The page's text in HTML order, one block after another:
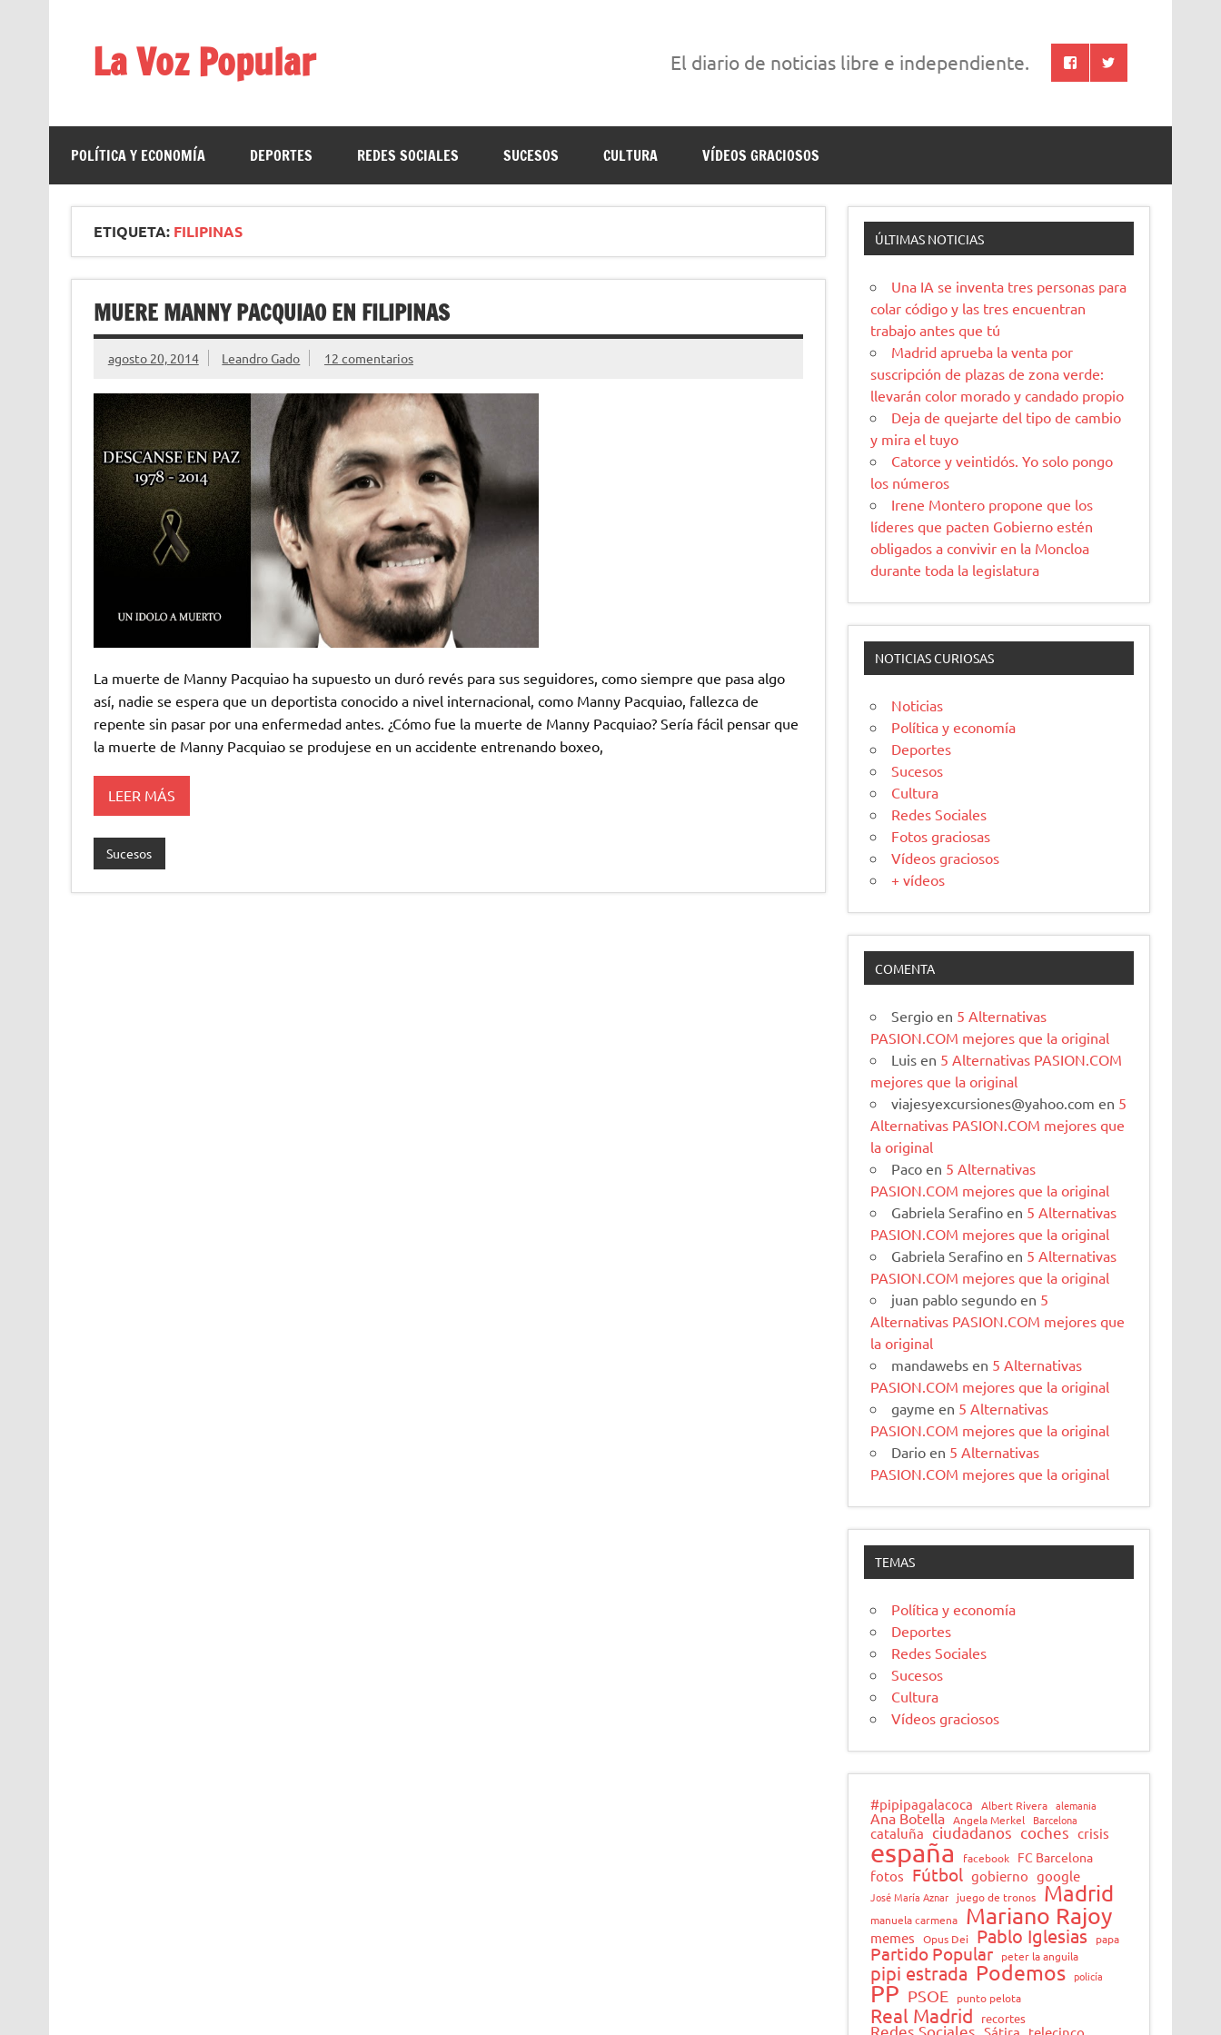
La Voz Popular El diario de noticias libre e independiente.
POLÍTICA Y ECONOMÍA DEPORTES REDES SOCIALES SUCESOS CULTURA VÍDEOS GRACIOSOS
ETIQUETA: FILIPINAS
MUERE MANNY PACQUIAO EN FILIPINAS
agosto 20, 2014 Leandro Gado 12 comentarios
La muerte de Manny Pacquiao ha supuesto un duró revés para sus seguidores, como siempre que pasa algo
así, nadie se espera que un deportista conocido a nivel internacional, como Manny Pacquiao, fallezca de
repente sin pasar por una enfermedad antes. ¿Cómo fue la muerte de Manny Pacquiao? Sería fácil pensar que
la muerte de Manny Pacquiao se produjese en un accidente entrenando boxeo,
LEER MÁS
Sucesos
ÚLTIMAS NOTICIAS
Una IA se inventa tres personas para
colar código y las tres encuentran
trabajo antes que tú
Madrid aprueba la venta por
suscripción de plazas de zona verde:
llevarán color morado y candado propio
Deja de quejarte del tipo de cambio
y mira el tuyo
Catorce y veintidós. Yo solo pongo
los números
Irene Montero propone que los
líderes que pacten Gobierno estén
obligados a convivir en la Moncloa
durante toda la legislatura
NOTICIAS CURIOSAS
Noticias
Política y economía
Deportes
Sucesos
Cultura
Redes Sociales
Fotos graciosas
Vídeos graciosos
+ vídeos
COMENTA
Sergio en 5 Alternativas
PASION.COM mejores que la original
Luis en 5 Alternativas PASION.COM
mejores que la original
viajesyexcursiones@yahoo.com en 5
Alternativas PASION.COM mejores que
la original
Paco en 5 Alternativas
PASION.COM mejores que la original
Gabriela Serafino en 5 Alternativas
PASION.COM mejores que la original
Gabriela Serafino en 5 Alternativas
PASION.COM mejores que la original
juan pablo segundo en 5
Alternativas PASION.COM mejores que
la original
mandawebs en 5 Alternativas
PASION.COM mejores que la original
gayme en 5 Alternativas
PASION.COM mejores que la original
Dario en 5 Alternativas
PASION.COM mejores que la original
TEMAS
Política y economía
Deportes
Redes Sociales
Sucesos
Cultura
Vídeos graciosos
#pipipagalacoca Albert Rivera alemania
Ana Botella Angela Merkel Barcelona
cataluña ciudadanos coches crisis
españa facebook FC Barcelona
fotos Fútbol gobierno google
José María Aznar juego de tronos Madrid
manuela carmena Mariano Rajoy
memes Opus Dei Pablo Iglesias papa
Partido Popular peter la anguila
pipi estrada Podemos policía
PP PSOE punto pelota
Real Madrid recortes